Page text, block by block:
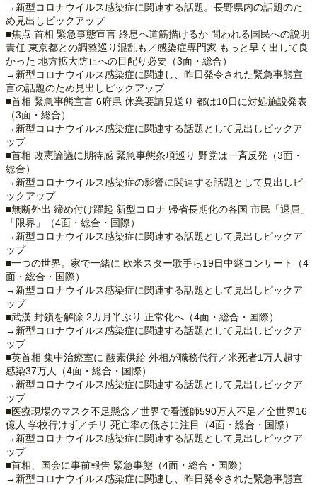
→新型コロナウイルス感染症に関連する話題。長野県内の話題のた
め見出しピックアップ
■焦点 首相 緊急事態宣言 終息へ道筋描けるか 問われる国民への説明
責任 東京都との調整巡り混乱も／感染症専門家 もっと早く出して良
かった 地方拡大防止への目配り必要（3面・総合）
→新型コロナウイルス感染症に関連し、昨日発令された緊急事態宣
言の話題のため見出しピックアップ
■首相 緊急事態宣言 6府県 休業要請見送り 都は10日に対処施設発表
（3面・総合）
→新型コロナウイルス感染症に関連する話題として見出しピックア
ップ
■首相 改憲論議に期待感 緊急事態条項巡り 野党は一斉反発（3面・
総合）
→新型コロナウイルス感染症の影響に関連する話題として見出しピ
ックアップ
■無断外出 締め付け躍起 新型コロナ 帰省長期化の各国 市民「退屈」
「限界」（4面・総合・国際）
→新型コロナウイルス感染症に関連する話題として見出しピックア
ップ
■一つの世界。家で一緒に 欧米スター歌手ら19日中継コンサート（4
面・総合・国際）
→新型コロナウイルス感染症に関連する話題として見出しピックア
ップ
■武漢 封鎖を解除 2カ月半ぶり 正常化へ（4面・総合・国際）
→新型コロナウイルス感染症に関連する話題として見出しピックア
ップ
■英首相 集中治療室に 酸素供給 外相が職務代行／米死者1万人超す
感染37万人（4面・総合・国際）
→新型コロナウイルス感染症に関連する話題として見出しピックア
ップ
■医療現場のマスク不足懸念／世界で看護師590万人不足／全世界16
億人 学校行けず／チリ 死亡率の低さに注目（4面・総合・国際）
→新型コロナウイルス感染症に関連する話題として見出しピックア
ップ
■首相、国会に事前報告 緊急事態（4面・総合・国際）
→新型コロナウイルス感染症に関連し、昨日発令された緊急事態宣